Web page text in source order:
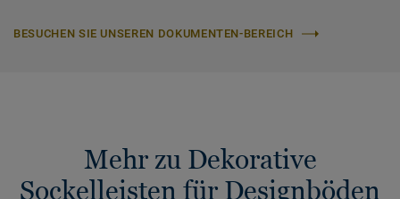
BESUCHEN SIE UNSEREN DOKUMENTEN-BEREICH
Mehr zu Dekorative
Sockelleisten für Designböden